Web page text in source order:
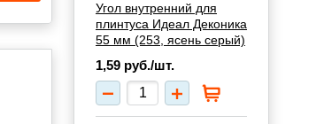
Угол внутренний для
плинтуса Идеал Деконика
55 мм (253, ясень серый)
1,59 руб./шт.